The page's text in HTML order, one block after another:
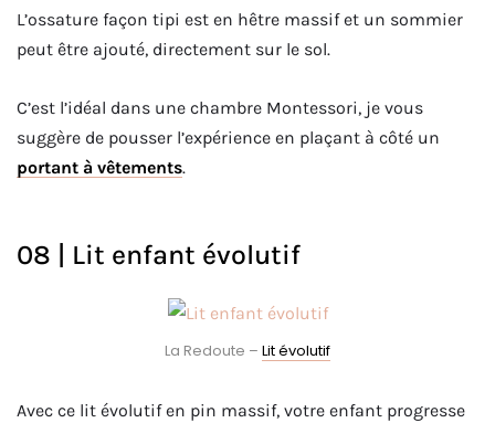
L’ossature façon tipi est en hêtre massif et un sommier
peut être ajouté, directement sur le sol.
C’est l’idéal dans une chambre Montessori, je vous
suggère de pousser l’expérience en plaçant à côté un
portant à vêtements.
08 | Lit enfant évolutif
La Redoute – Lit évolutif
Avec ce lit évolutif en pin massif, votre enfant progresse